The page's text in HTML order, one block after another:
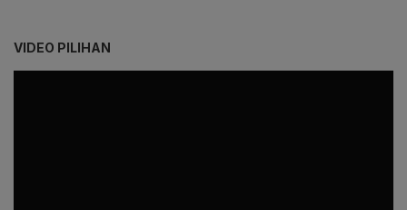
VIDEO PILIHAN